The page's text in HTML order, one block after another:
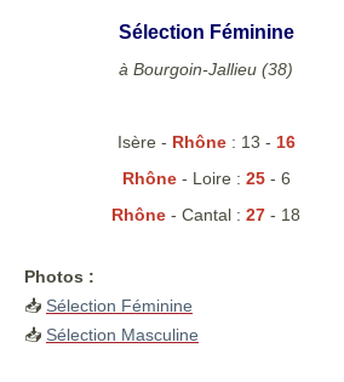
Sélection Féminine
à Bourgoin-Jallieu (38)
Isère - Rhône: 13 - 16
Rhône - Loire : 25- 6
Rhône - Cantal : 27 - 18
Photos :
📥 Sélection Féminine
📥 Sélection Masculine